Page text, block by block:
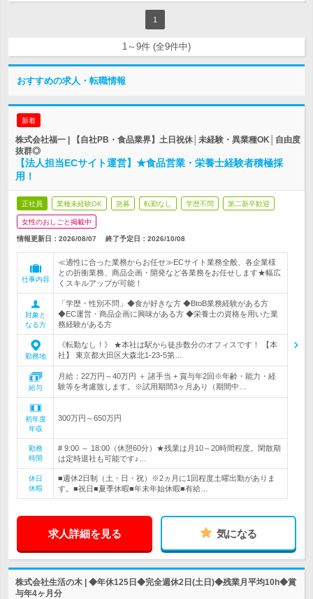
1
1～9件 (全9件中)
おすすめの求人・転職情報
新着
株式会社福一 | 【自社PB・食品業界】土日祝休│未経験・異業種OK│自由度
抜群◎
【法人担当ECサイト運営】★食品営業・栄養士経験者積極採
用！
正社員 業種未経験OK 急募 転勤なし 学歴不問 第二新卒歓迎
女性のおしごと掲載中
情報更新日：2026/08/07 終了予定日： 2026/10/08
仕事内容
≪適性に合った業務からお任せ≫ECサイト業務全般、各企業様
との折衝業務、商品企画・開発など各業務をお任せします★幅広
くスキルアップが可能！
対象と
なる方
「学歴・性別不問」◆食が好きな方 ◆BtoB業務経験がある方
◆EC運営・商品企画に興味がある方 ◆栄養士の資格を用いた業
務経験がある方
勤務地
《転勤なし！》 ★本社は駅から徒歩数分のオフィスです！ 【本
社】 東京都大田区大森北1-23-5第…
給与
月給：22万円～40万円 ＋ 諸手当 + 賞与年2回※年齢・能力・経
験等を考慮致します。※試用期間3ヶ月あり（期間中…
初年度
年収
300万円～650万円
勤務
時間
# 9:00 ～ 18:00（休憩60分）★残業は月10～20時間程度。閑散期
は定時退社も可能です♪…
休日
休暇
■週休2日制（土・日・祝）※2ヵ月に1回程度土曜出勤がありま
す。■祝日■夏季休暇■年末年始休暇■有給…
求人詳細を見る 気になる
株式会社生活の木 | ◆年休125日◆完全週休2日(土日)◆残業月平均10h◆賞
与年4ヶ月分